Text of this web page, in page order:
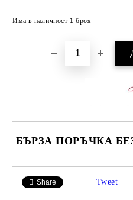
Има в наличност 1 броя
БЪРЗА ПОРЪЧКА
Share Tweet